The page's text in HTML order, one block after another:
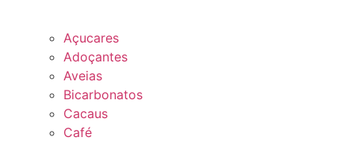
Açucares
Adoçantes
Aveias
Bicarbonatos
Cacaus
Café